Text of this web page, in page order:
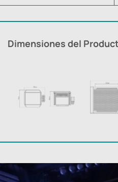
Dimensiones del